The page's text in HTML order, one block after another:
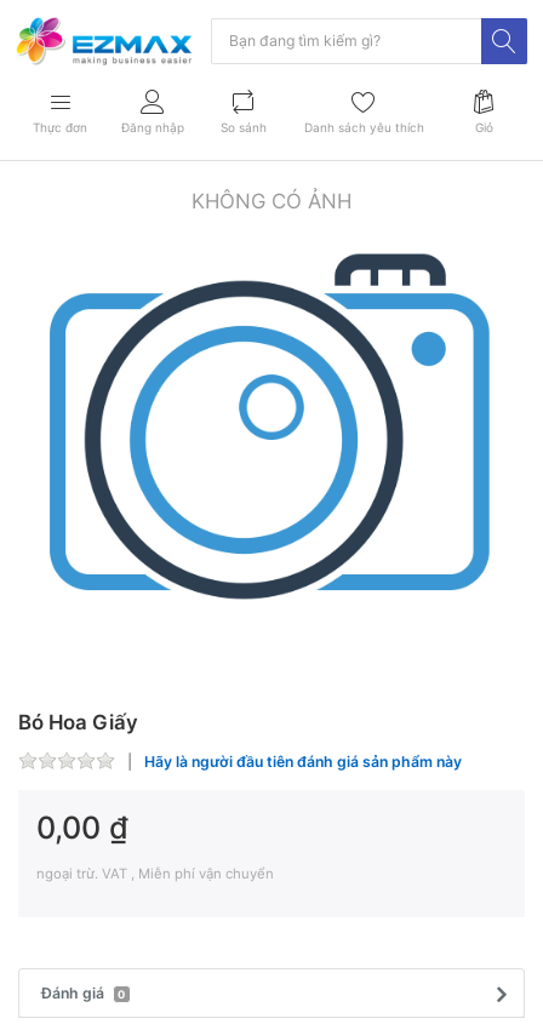
Thực đơn Đăng nhập So sánh Danh sách yêu thích Giỏ
Bó Hoa Giấy
Hãy là người đầu tiên đánh giá sản phẩm này
0,00 ₫
ngoại trừ. VAT , Miễn phí vận chuyển
Đánh giá 0